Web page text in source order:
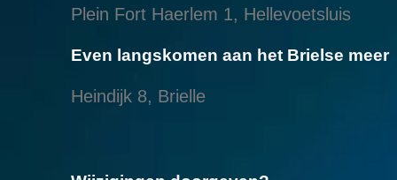
Plein Fort Haerlem 1, Hellevoetsluis
Even langskomen aan het Brielse meer
Heindijk 8, Brielle